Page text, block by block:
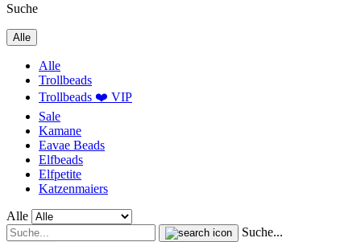
Suche
Alle
Alle
Trollbeads
Trollbeads ❤️ VIP
Sale
Kamane
Eavae Beads
Elfbeads
Elfpetite
Katzenmaiers
Alle
Suche...